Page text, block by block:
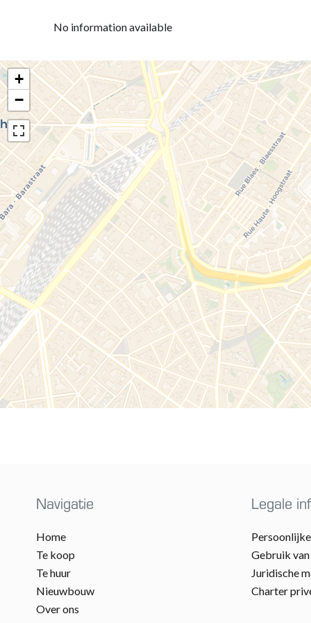
No information available
+
−
Navigatie
Home
Te koop
Te huur
Nieuwbouw
Over ons
Legale
Gebruik
Juridische
Charter